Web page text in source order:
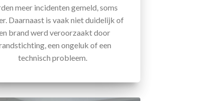
meer incidenten gemeld, soms
Daarnaast is vaak niet duidelijk of
brand werd veroorzaakt door
een ongeluk of een
technisch probleem.